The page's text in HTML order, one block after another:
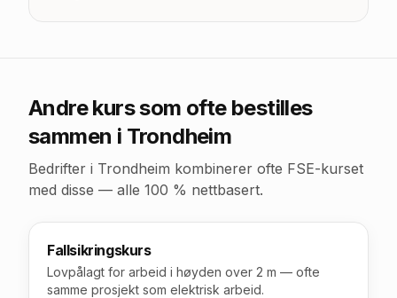
Andre kurs som ofte bestilles
sammen i Trondheim
Bedrifter i Trondheim kombinerer ofte FSE-kurset
med disse — alle 100 % nettbasert.
Fallsikringskurs
Lovpålagt for arbeid i høyden over 2 m — ofte
samme prosjekt som elektrisk arbeid.